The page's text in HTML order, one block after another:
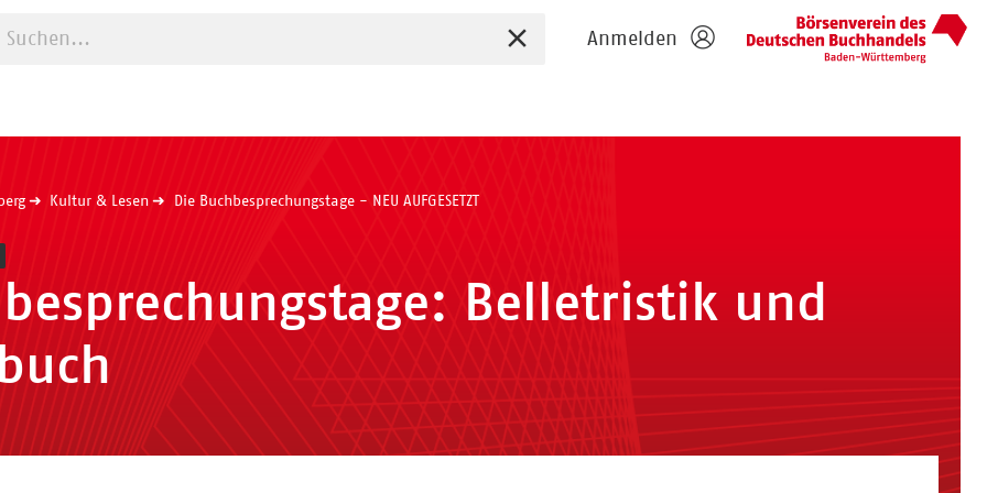
starten Sucheingabe zurücksetzen
Anmelden
Kultur & Lesen Die Buchbesprechungstage - NEU AUFGESETZT
Belletristik und